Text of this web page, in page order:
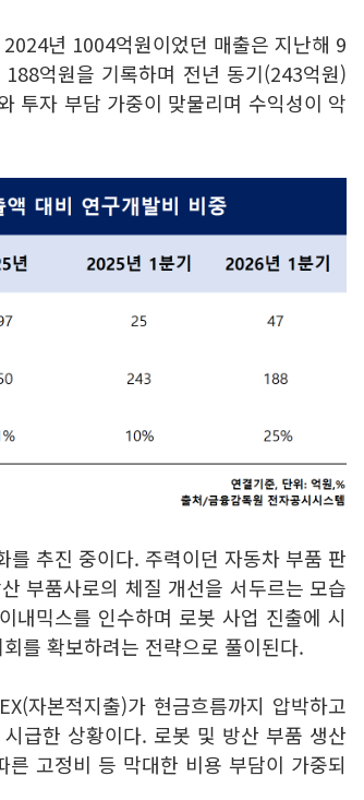
년 1004억원이었던 매출은 지난해 9
억원을 기록하며 전년 동기(243억원)
투자 부담 가중이 맞물리며 수익성이 악
추진 중이다. 주력이던 자동차 부품 판
부품사로의 체질 개선을 서두르는 모습
내믹스를 인수하며 로봇 사업 진출에 시
를 확보하려는 전략으로 풀이된다.
자본적지출)가 현금흐름까지 압박하고
급한 상황이다. 로봇 및 방산 부품 생산
고정비 등 막대한 비용 부담이 가중되